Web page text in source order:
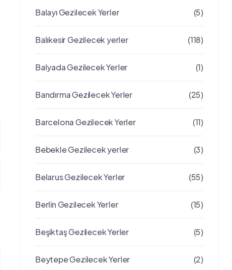
Balayı Gezilecek Yerler (5)
Balıkesir Gezilecek yerler (118)
Balyada Gezilecek Yerler (1)
Bandırma Gezilecek Yerler (25)
Barcelona Gezilecek Yerler (11)
Bebekle Gezilecek yerler (3)
Belarus Gezilecek Yerler (55)
Berlin Gezilecek Yerler (15)
Beşiktaş Gezilecek Yerler (5)
Beytepe Gezilecek Yerler (2)